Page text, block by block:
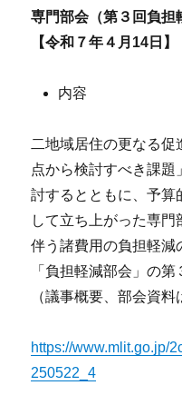
専門部会（第３回負担
【令和７年４月14日】
内容
二地域居住の更なる
点から検討すべき課
討するとともに、予算
して立ち上がった専
伴う諸費用の負担軽減
「負担軽減部会」の
（議事概要、部会資料
https://www.mlit.go.jp/
250522_4